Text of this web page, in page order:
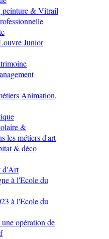
peinture & Vitrail
Junior
Animation,
&
les métiers d'art
& déco
d'Art
à l'Ecole du
à l'Ecole du
opération de